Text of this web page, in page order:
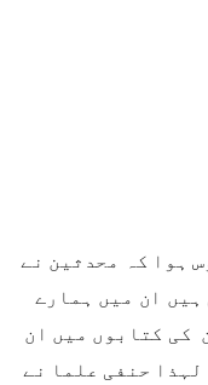
ہوا کہ محدثین نے
ان میں ہمارے
کی کتابوں میں ان
حنفی علما نے